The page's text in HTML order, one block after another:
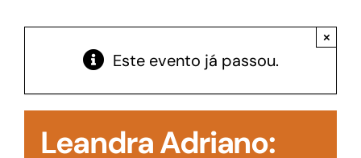
Acesso à Informação
Este evento já passou.
×
Leandra Adriano: